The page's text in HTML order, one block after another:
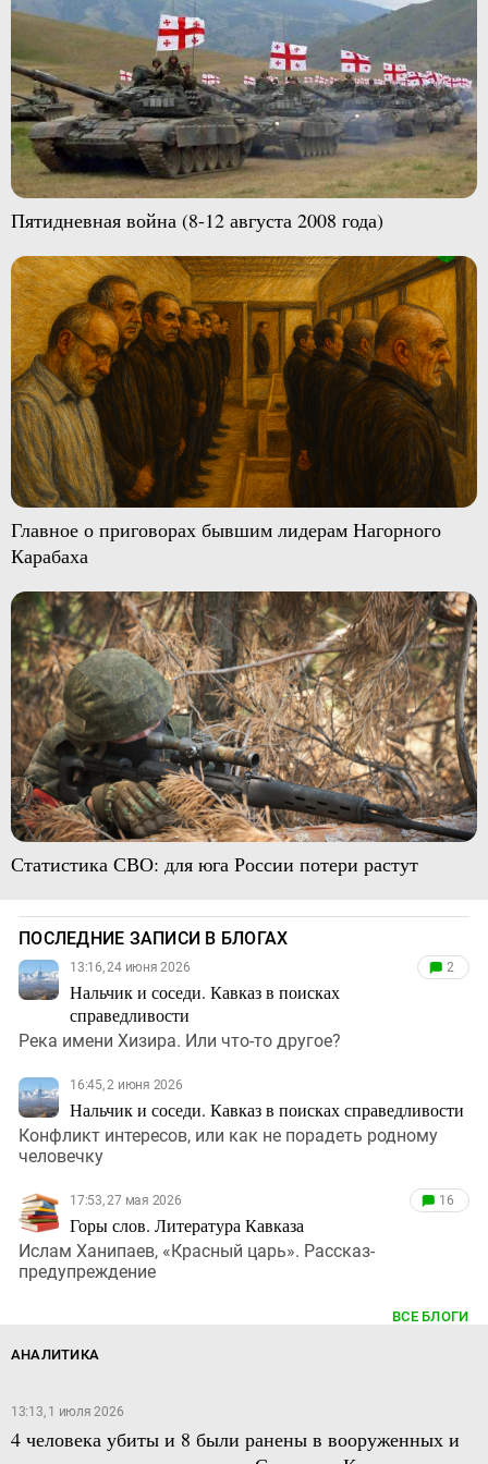
Пятидневная война (8-12 августа 2008 года)
Главное о приговорах бывшим лидерам Нагорного
Карабаха
Статистика СВО: для юга России потери растут
ПОСЛЕДНИЕ ЗАПИСИ В БЛОГАХ
13:16, 24 июня 2026
Нальчик и соседи. Кавказ в поисках
справедливости
2
Река имени Хизира. Или что-то другое?
16:45, 2 июня 2026
Нальчик и соседи. Кавказ в поисках справедливости
Конфликт интересов, или как не порадеть родному
человечку
17:53, 27 мая 2026
Горы слов. Литература Кавказа
16
Ислам Ханипаев, «Красный царь». Рассказ-
предупреждение
ВСЕ БЛОГИ
АНАЛИТИКА
13:13, 1 июля 2026
4 человека убиты и 8 были ранены в вооруженных и